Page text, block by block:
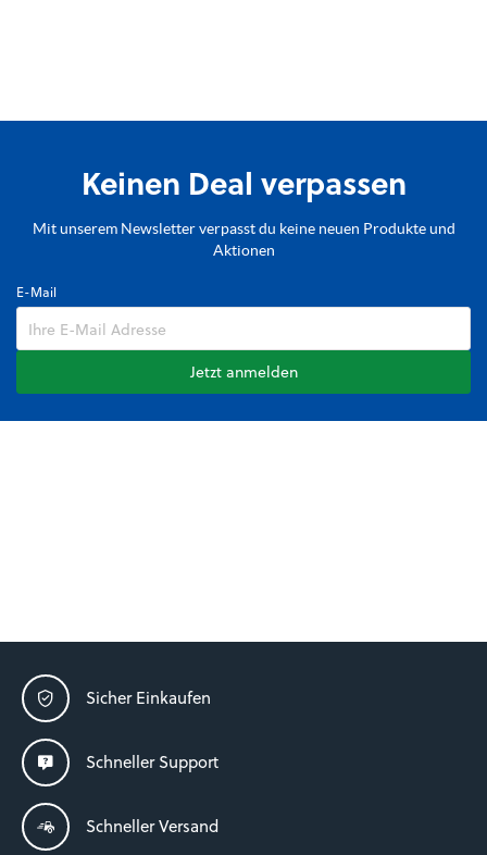
Keinen Deal verpassen
Mit unserem Newsletter verpasst du keine neuen Produkte und
Aktionen
E-Mail
Jetzt anmelden
Sicher Einkaufen
Schneller Support
Schneller Versand